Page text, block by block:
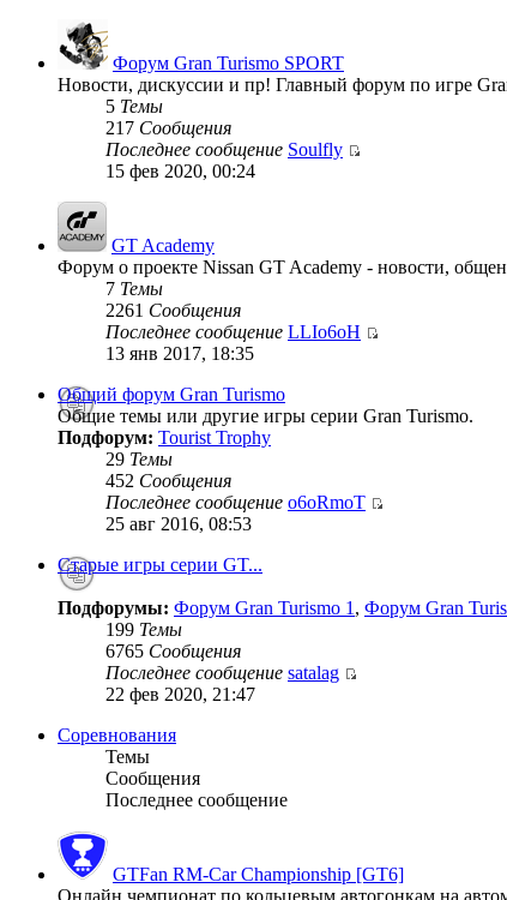
Форум Gran Turismo SPORT
Новости, дискуссии и пр! Главный форум по игре
5 Темы
217 Сообщения
Последнее сообщение Soulfly
15 фев 2020, 00:24
GT Academy
Форум о проекте Nissan GT Academy - новости,
7 Темы
2261 Сообщения
Последнее сообщение LLIo6oH
13 янв 2017, 18:35
Общий форум Gran Turismo
Общие темы или другие игры серии Gran Turismo.
Подфорум: Tourist Trophy
29 Темы
452 Сообщения
Последнее сообщение o6oRmoT
25 авг 2016, 08:53
Старые игры серии GT...
Подфорумы: Форум Gran Turismo 1 , Форум Gran
199 Темы
6765 Сообщения
Последнее сообщение satalag
22 фев 2020, 21:47
Соревнования
Темы
Сообщения
Последнее сообщение
GTFan RM-Car Championship [GT6]
Онлайн чемпионат по кольцевым автогонкам на